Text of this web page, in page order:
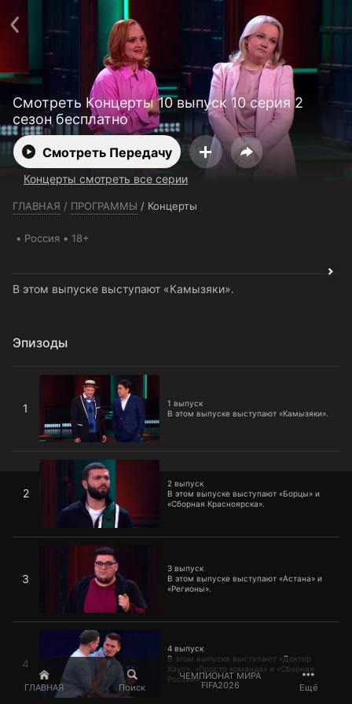
ГЛАВНАЯ Поиск
ЧЕМПИОНАТ МИРА
FIFA2026
Ещё
Смотреть Концерты 10 выпуск 10 серия 2
сезон бесплатно
Смотреть Передачу
Концерты смотреть все серии
ГЛАВНАЯ / ПРОГРАММЫ / Концерты
Россия 18+
В этом выпуске выступают «Камызяки».
Эпизоды
1
1 выпуск
В этом выпуске выступают «Камызяки».
1 выпуск
2
2 выпуск
В этом выпуске выступают «Борцы» и
«Сборная Красноярска».
2 выпуск
3
3 выпуск
В этом выпуске выступают «Астана» и
«Регионы».
4
4 выпуск
В этом выпуске выступают «Доктор
Хаус», «Просто команда» и «Сборная
России».
4 выпуск
Пользовательское соглашение
Политика конфиденциальности
Открыть приложение
Ввести промокод